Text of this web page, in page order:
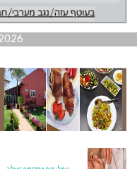
16:36